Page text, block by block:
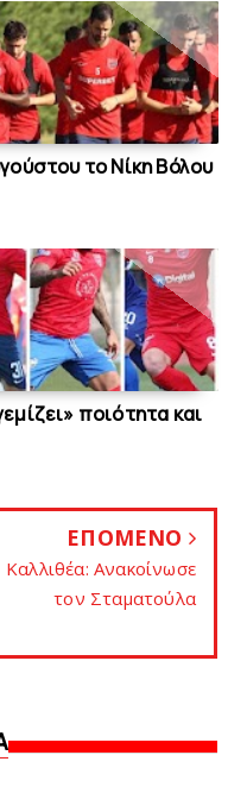
το Νίκη Βόλου
ποιότητα και
ΕΠΟΜΕΝΟ
Kαλλιθέα: Ανακοίνωσε
τον Σταματούλα